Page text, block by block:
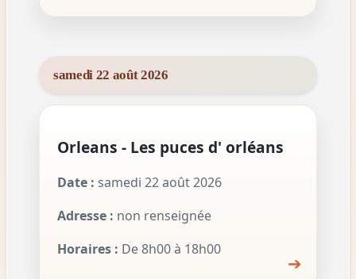
samedi 22 août 2026
Orleans - Les puces d' orléans
Date : samedi 22 août 2026
Adresse : non renseignée
Horaires : De 8h00 à 18h00
➔